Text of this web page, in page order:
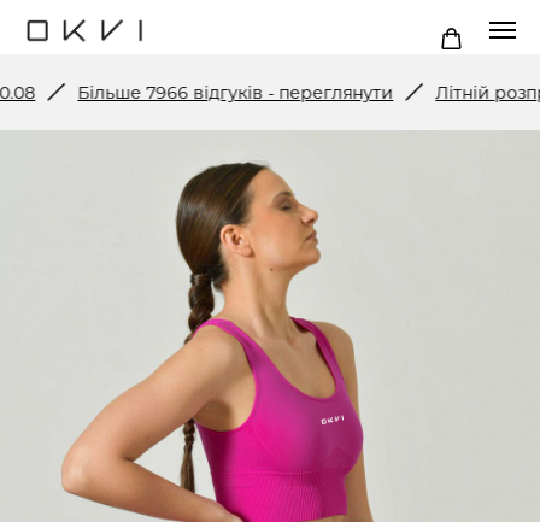
Більше 7966 відгуків - переглянути Літній